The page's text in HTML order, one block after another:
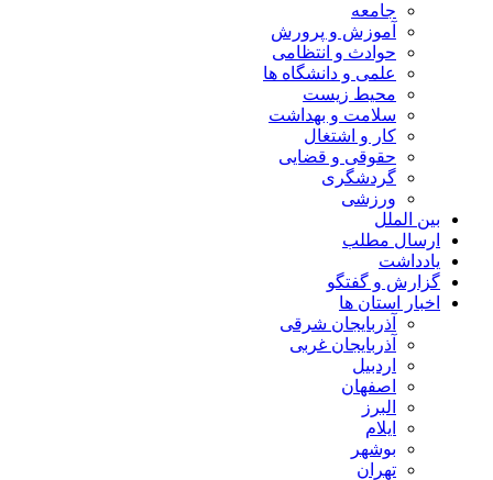
جامعه
آموزش و پرورش
حوادث و انتظامی
علمی و دانشگاه ها
محیط زیست
سلامت و بهداشت
کار و اشتغال
حقوقی و قضایی
گردشگری
ورزشی
بین الملل
ارسال مطلب
یادداشت
گزارش و گفتگو
اخبار استان ها
آذربایجان شرقی
آذربایجان غربی
اردبیل
اصفهان
البرز
ایلام
بوشهر
تهران